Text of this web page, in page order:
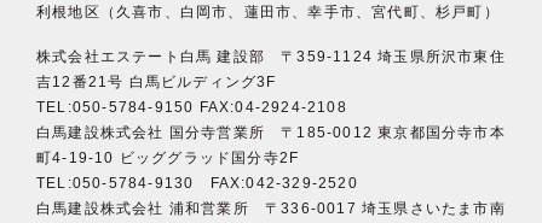
利根地区（久喜市、白岡市、蓮田市、幸手市、宮代町、杉戸町）
株式会社エステート白馬 建設部 〒359-1124 埼玉県所沢市東住
吉12番21号 白馬ビルディング3F
TEL:050-5784-9150 FAX:04-2924-2108
白馬建設株式会社 国分寺営業所 〒185-0012 東京都国分寺市本
町4-19-10 ビッググラッド国分寺2F
TEL:050-5784-9130 FAX:042-329-2520
白馬建設株式会社 浦和営業所 〒336-0017 埼玉県さいたま市南